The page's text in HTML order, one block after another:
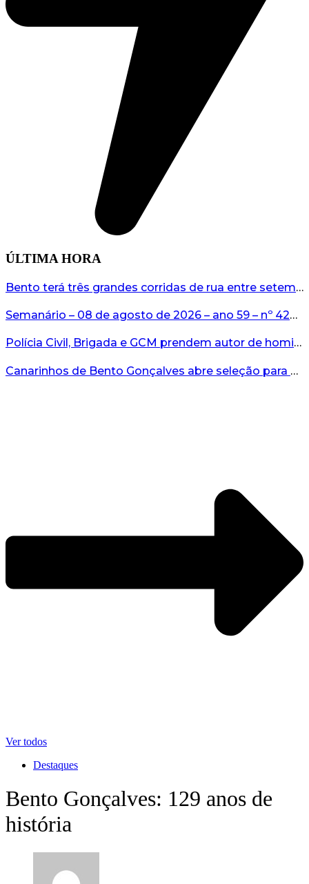
ÚLTIMA HORA
Bento terá três grandes corridas de rua entre setembro e novembro...
Semanário – 08 de agosto de 2026 – ano 59 – nº 4265...
Polícia Civil, Brigada e GCM prendem autor de homicídio em Bento Gonçalves...
Canarinhos de Bento Gonçalves abre seleção para novos integrantes...
Ver todos
Destaques
Bento Gonçalves: 129 anos de
história